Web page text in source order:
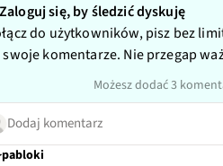
Zaloguj się, by śledzić dyskuję
do użytkowników, pisz bez
swoje komentarze. Nie przegap
Możesz dodać 3
Dodaj komentarz